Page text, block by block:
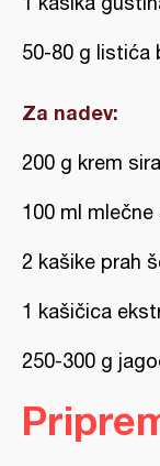
50-80 g listića
Za nadev:
200 g krem sira
100 ml
2 kašike prah
1 kašičica
250-300 g